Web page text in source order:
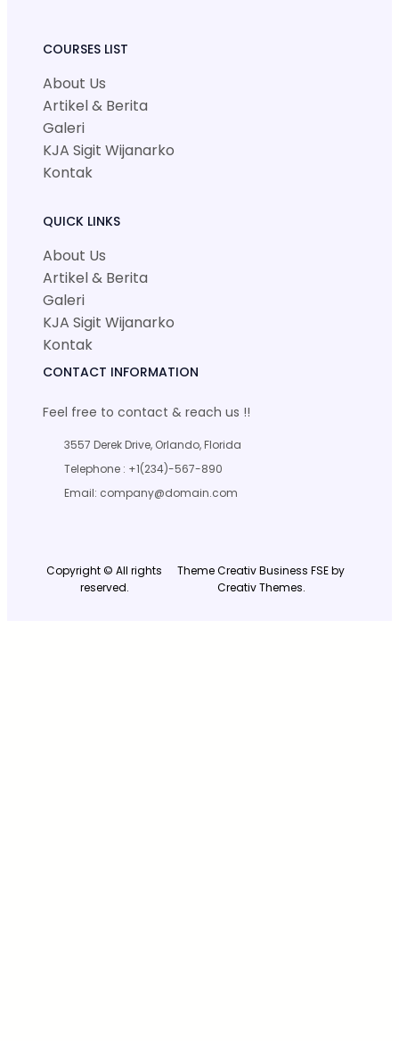
COURSES LIST
About Us
Artikel & Berita
Galeri
KJA Sigit Wijanarko
Kontak
QUICK LINKS
About Us
Artikel & Berita
Galeri
KJA Sigit Wijanarko
Kontak
CONTACT INFORMATION
Feel free to contact & reach us !!
3557 Derek Drive, Orlando, Florida
Telephone : +1(234)-567-890
Email: company@domain.com
Copyright © All rights
reserved.
Theme Creativ Business FSE by
Creativ Themes.